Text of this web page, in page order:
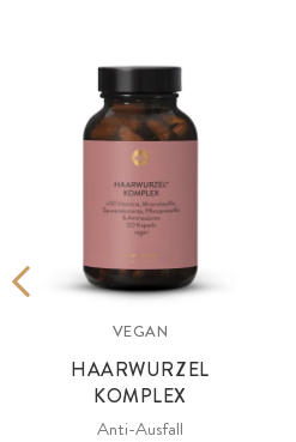
VEGAN
HAARWURZEL
KOMPLEX
Anti-Ausfall